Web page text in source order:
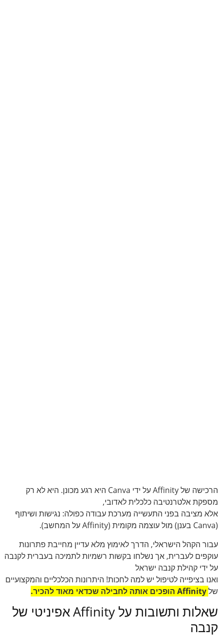
הרכישה של Affinity על ידי Canva היא רגע מכונן. היא לא רק
מספקת אלטרנטיבה כלכלית לאדובי,
אלא מציבה בפני התעשייה מערכת עבודה כפולה: נגישות ושיתוף
(Canva בענן) מול עוצמה מקומית (Affinity על המחשב).
עבור הקהל הישראלי, הדרך לאימוץ מלא עדיין מחייבת פתרונות
עוקפים לעברית, אך נשלחו בקשות רשמיות לתמיכה בעברית לקנבה
על ידי קהילת קנבה ישראל
ואנו בציפייה לטיפול יש למה לחכות! היתרונות הכלכליים והמקצועיים
של
שאלות ותשובות על Affinity אפיניטי של
קנבה